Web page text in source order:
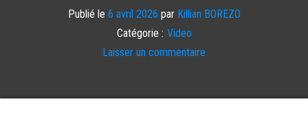
Publié le 6 avril 2026 par Killian BOREZO
Catégorie : Video
Laisser un commentaire